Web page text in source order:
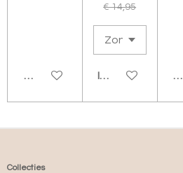
BEKIJK DETAILS
€ 14,95
IN WINKELWAGEN
Collecties